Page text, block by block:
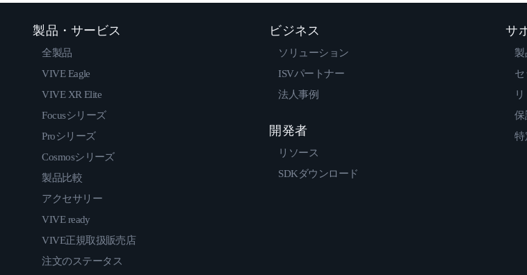
製品・サービス
全製品
VIVE Eagle
VIVE XR Elite
Focusシリーズ
Proシリーズ
Cosmosシリーズ
製品比較
アクセサリー
VIVE ready
VIVE正規取扱販売店
注文のステータス
ビジネス
ソリューション
ISVパートナー
法人事例
開発者
リソース
SDKダウンロード
サ
製
セ
保
特